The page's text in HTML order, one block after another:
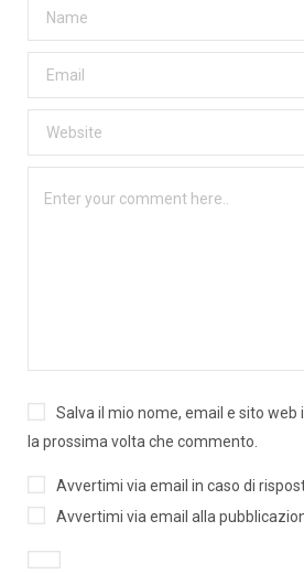
Salva il mio nome, email e sito
la prossima volta che commento.
Avvertimi via email in caso di
Avvertimi via email alla